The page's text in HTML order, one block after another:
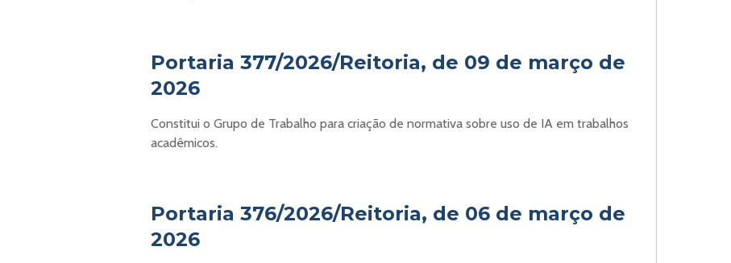
Portaria 377/2026/Reitoria, de 09 de março de
2026
Constitui o Grupo de Trabalho para criação de normativa sobre uso de IA em trabalhos
acadêmicos.
Portaria 376/2026/Reitoria, de 06 de março de
2026